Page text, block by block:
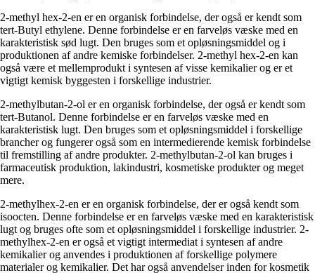
2-methyl hex-2-en er en organisk forbindelse, der også er kendt som
tert-Butyl ethylene. Denne forbindelse er en farveløs væske med en
karakteristisk sød lugt. Den bruges som et opløsningsmiddel og i
produktionen af ​​andre kemiske forbindelser. 2-methyl hex-2-en kan
også være et mellemprodukt i syntesen af ​​visse kemikalier og er et
vigtigt kemisk byggesten i forskellige industrier.
2-methylbutan-2-ol er en organisk forbindelse, der også er kendt som
tert-Butanol. Denne forbindelse er en farveløs væske med en
karakteristisk lugt. Den bruges som et opløsningsmiddel i forskellige
brancher og fungerer også som en intermedierende kemisk forbindelse
til fremstilling af andre produkter. 2-methylbutan-2-ol kan bruges i
farmaceutisk produktion, lakindustri, kosmetiske produkter og meget
mere.
2-methylhex-2-en er en organisk forbindelse, der er også kendt som
isoocten. Denne forbindelse er en farveløs væske med en karakteristisk
lugt og bruges ofte som et opløsningsmiddel i forskellige industrier. 2-
methylhex-2-en er også et vigtigt intermediat i syntesen af ​​andre
kemikalier og anvendes i produktionen af ​​forskellige polymere
materialer og kemikalier. Det har også anvendelser inden for kosmetik